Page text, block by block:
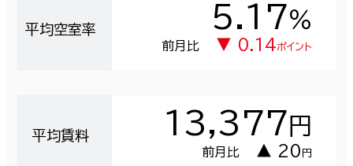
平均空室率 5.17％
前月比 ▼ 0.14ポイント
平均賃料 13,377 円
前月比 ▲ 20 円